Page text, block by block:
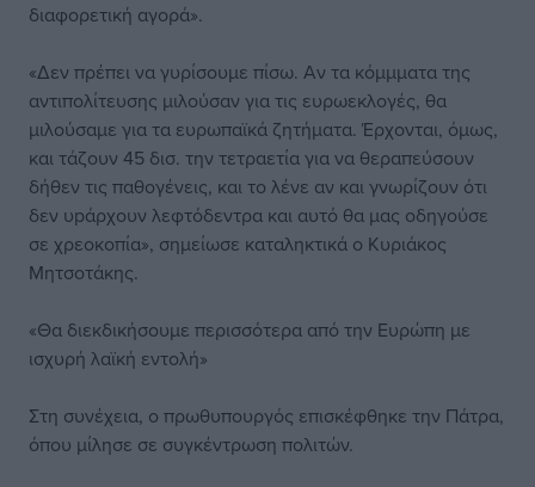
διαφορετική αγορά».
«Δεν πρέπει να γυρίσουμε πίσω. Αν τα κόμμματα της
αντιπολίτευσης μιλούσαν για τις ευρωεκλογές, θα
μιλούσαμε για τα ευρωπαϊκά ζητήματα. Έρχονται, όμως,
και τάζουν 45 δισ. την τετραετία για να θεραπεύσουν
δήθεν τις παθογένεις, και το λένε αν και γνωρίζουν ότι
δεν υpάρχουν λεφτόδεντρα και αυτό θα μας οδηγούσε
σε χρεοκοπία», σημείωσε καταληκτικά ο Κυριάκος
Μητσοτάκης.
«Θα διεκδικήσουμε περισσότερα από την Ευρώπη με
ισχυρή λαϊκή εντολή»
Στη συνέχεια, ο πρωθυπουργός επισκέφθηκε την Πάτρα,
όπου μίλησε σε συγκέντρωση πολιτών.